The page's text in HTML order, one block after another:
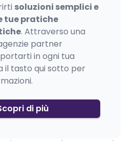
soluzioni semplici e
tue pratiche
. Attraverso una
partner
in ogni tua
il tasto qui sotto per
di più